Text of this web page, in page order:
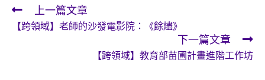
Read
more
上一篇文章
【跨領域】老師的沙發電影院：《餘燼》
下一篇文章
【跨領域】教育部苗圃計畫進階工作坊